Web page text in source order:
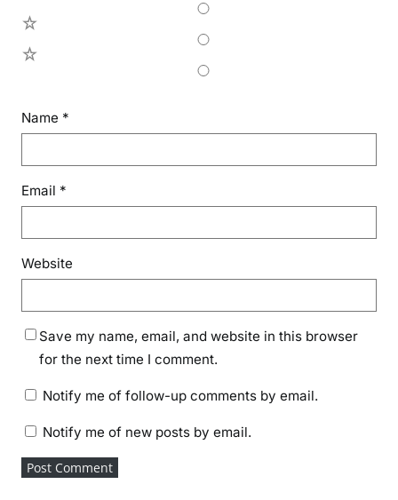
Name *
Email *
Website
Save my name, email, and website in this browser
for the next time I comment.
Notify me of follow-up comments by email.
Notify me of new posts by email.